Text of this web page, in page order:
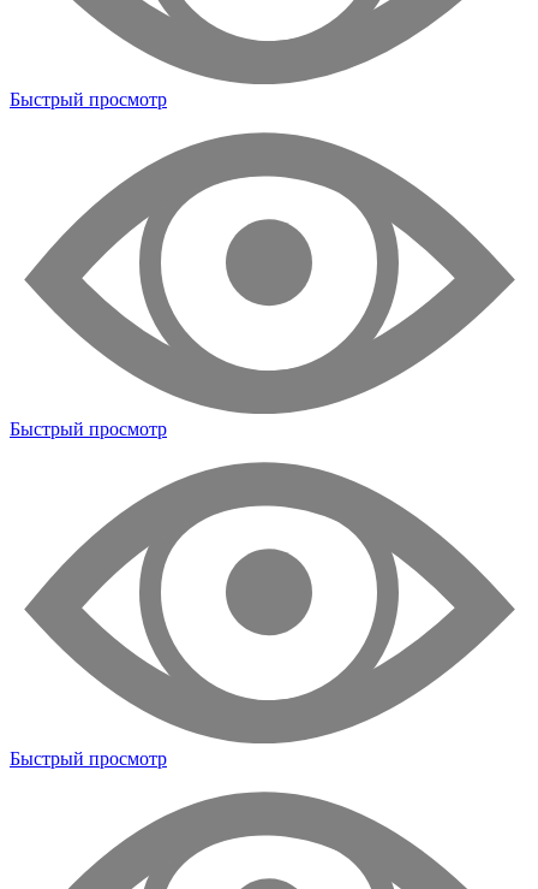
Быстрый просмотр
Быстрый просмотр
Быстрый просмотр